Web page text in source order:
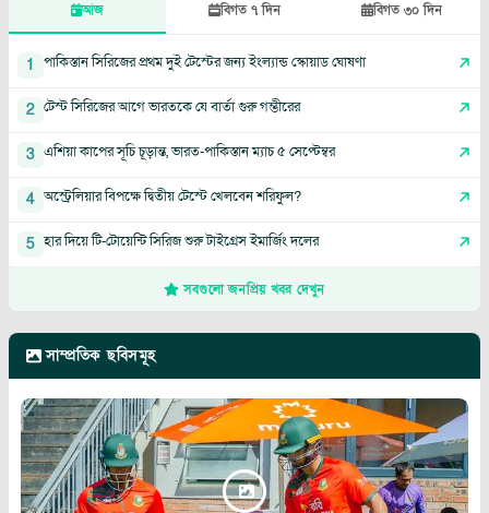
আজ বিগত ৭ দিন বিগত ৩০ দিন
1 পাকিস্তান সিরিজের প্রথম দুই টেস্টের জন্য ইংল্যান্ড স্কোয়াড ঘোষণা
2 টেস্ট সিরিজের আগে ভারতকে যে বার্তা গুরু গম্ভীরের
3 এশিয়া কাপের সূচি চূড়ান্ত, ভারত-পাকিস্তান ম্যাচ ৫ সেপ্টেম্বর
4 অস্ট্রেলিয়ার বিপক্ষে দ্বিতীয় টেস্টে খেলবেন শরিফুল?
5 হার দিয়ে টি-টোয়েন্টি সিরিজ শুরু টাইগ্রেস ইমার্জিং দলের
সবগুলো জনপ্রিয় খবর দেখুন
সাম্প্রতিক ছবিসমূহ